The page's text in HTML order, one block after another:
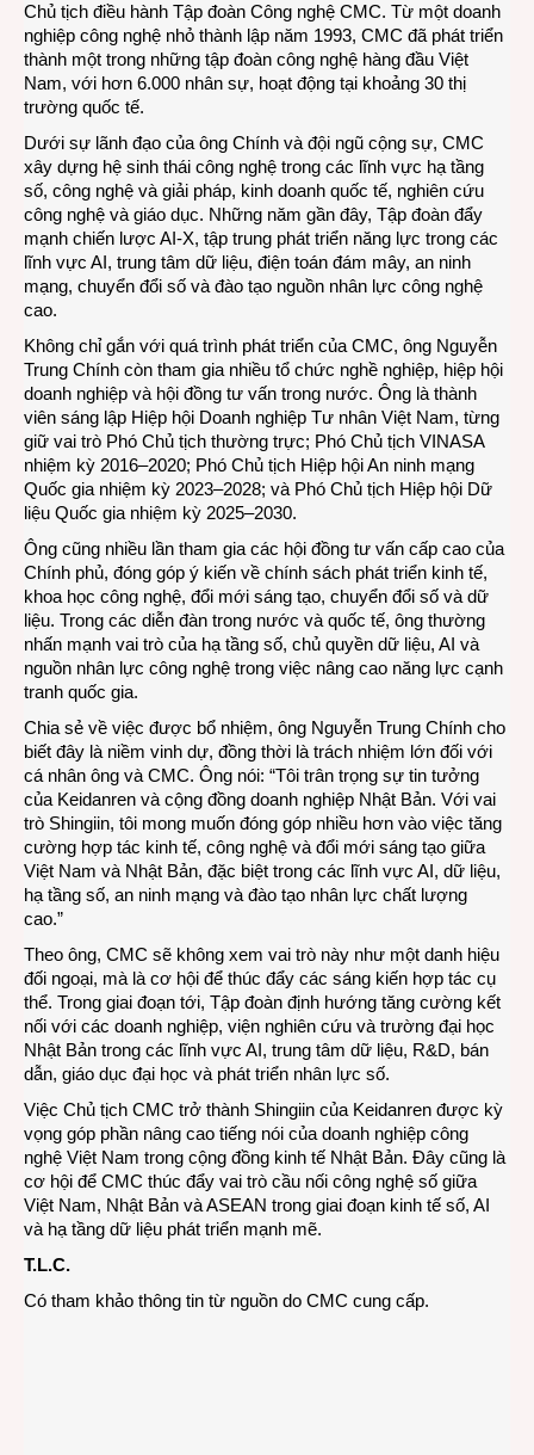
Chủ tịch điều hành Tập đoàn Công nghệ CMC. Từ một doanh
nghiệp công nghệ nhỏ thành lập năm 1993, CMC đã phát triển
thành một trong những tập đoàn công nghệ hàng đầu Việt
Nam, với hơn 6.000 nhân sự, hoạt động tại khoảng 30 thị
trường quốc tế.
Dưới sự lãnh đạo của ông Chính và đội ngũ cộng sự, CMC
xây dựng hệ sinh thái công nghệ trong các lĩnh vực hạ tầng
số, công nghệ và giải pháp, kinh doanh quốc tế, nghiên cứu
công nghệ và giáo dục. Những năm gần đây, Tập đoàn đẩy
mạnh chiến lược AI-X, tập trung phát triển năng lực trong các
lĩnh vực AI, trung tâm dữ liệu, điện toán đám mây, an ninh
mạng, chuyển đổi số và đào tạo nguồn nhân lực công nghệ
cao.
Không chỉ gắn với quá trình phát triển của CMC, ông Nguyễn
Trung Chính còn tham gia nhiều tổ chức nghề nghiệp, hiệp hội
doanh nghiệp và hội đồng tư vấn trong nước. Ông là thành
viên sáng lập Hiệp hội Doanh nghiệp Tư nhân Việt Nam, từng
giữ vai trò Phó Chủ tịch thường trực; Phó Chủ tịch VINASA
nhiệm kỳ 2016–2020; Phó Chủ tịch Hiệp hội An ninh mạng
Quốc gia nhiệm kỳ 2023–2028; và Phó Chủ tịch Hiệp hội Dữ
liệu Quốc gia nhiệm kỳ 2025–2030.
Ông cũng nhiều lần tham gia các hội đồng tư vấn cấp cao của
Chính phủ, đóng góp ý kiến về chính sách phát triển kinh tế,
khoa học công nghệ, đổi mới sáng tạo, chuyển đổi số và dữ
liệu. Trong các diễn đàn trong nước và quốc tế, ông thường
nhấn mạnh vai trò của hạ tầng số, chủ quyền dữ liệu, AI và
nguồn nhân lực công nghệ trong việc nâng cao năng lực cạnh
tranh quốc gia.
Chia sẻ về việc được bổ nhiệm, ông Nguyễn Trung Chính cho
biết đây là niềm vinh dự, đồng thời là trách nhiệm lớn đối với
cá nhân ông và CMC. Ông nói: “Tôi trân trọng sự tin tưởng
của Keidanren và cộng đồng doanh nghiệp Nhật Bản. Với vai
trò Shingiin, tôi mong muốn đóng góp nhiều hơn vào việc tăng
cường hợp tác kinh tế, công nghệ và đổi mới sáng tạo giữa
Việt Nam và Nhật Bản, đặc biệt trong các lĩnh vực AI, dữ liệu,
hạ tầng số, an ninh mạng và đào tạo nhân lực chất lượng
cao.”
Theo ông, CMC sẽ không xem vai trò này như một danh hiệu
đối ngoại, mà là cơ hội để thúc đẩy các sáng kiến hợp tác cụ
thể. Trong giai đoạn tới, Tập đoàn định hướng tăng cường kết
nối với các doanh nghiệp, viện nghiên cứu và trường đại học
Nhật Bản trong các lĩnh vực AI, trung tâm dữ liệu, R&D, bán
dẫn, giáo dục đại học và phát triển nhân lực số.
Việc Chủ tịch CMC trở thành Shingiin của Keidanren được kỳ
vọng góp phần nâng cao tiếng nói của doanh nghiệp công
nghệ Việt Nam trong cộng đồng kinh tế Nhật Bản. Đây cũng là
cơ hội để CMC thúc đẩy vai trò cầu nối công nghệ số giữa
Việt Nam, Nhật Bản và ASEAN trong giai đoạn kinh tế số, AI
và hạ tầng dữ liệu phát triển mạnh mẽ.
T.L.C.
Có tham khảo thông tin từ nguồn do CMC cung cấp.